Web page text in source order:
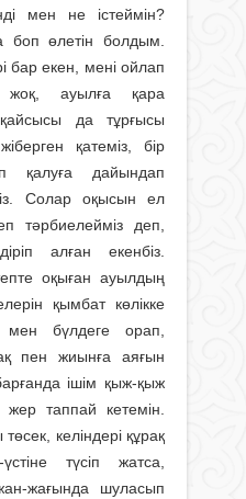
мен не істеймін?
боп өлетін болдым.
бар екен, мені ойлап
жоқ, ауылға қара
да тұрғысы
қатеміз, бір
қалуға дайындап
Со­лар оқысын ел
тәрбиелейміз деп,
алған екенбіз.
оқыған ауылдың
қымбат көлікке
мен бүлдеге орап,
пен жиынға аяғын
ішім қыж-қыж
жер таппай кетемін.
келіндері құрақ
түсіп жатса,
жағында шуласып